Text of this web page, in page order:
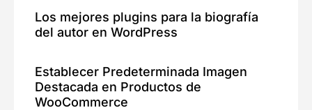
Los mejores plugins para la biografía
del autor en WordPress
Establecer Predeterminada Imagen
Destacada en Productos de
WooCommerce